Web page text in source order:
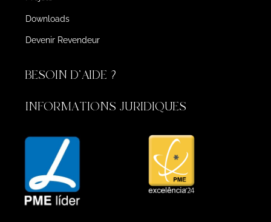
Downloads
Devenir Revendeur
BESOIN D'AIDE ?
INFORMATIONS JURIDIQUES